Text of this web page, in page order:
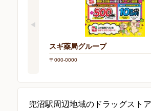
スギ薬局グループ
〒000-0000
兜沼駅周辺地域のドラッグスト